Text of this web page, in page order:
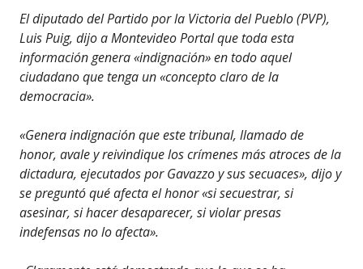
El diputado del Partido por la Victoria del Pueblo (PVP),
Luis Puig, dijo aMontevideo Portalque toda esta
información genera «indignación» en todo aquel
ciudadano que tenga un «concepto claro de la
democracia».
«Genera indignación que este tribunal, llamado de
honor, avale y reivindique los crímenes más atroces de la
dictadura, ejecutados por Gavazzo y sus secuaces», dijo y
se preguntó qué afecta el honor «si secuestrar, si
asesinar, si hacer desaparecer, si violar presas
indefensas no lo afecta».